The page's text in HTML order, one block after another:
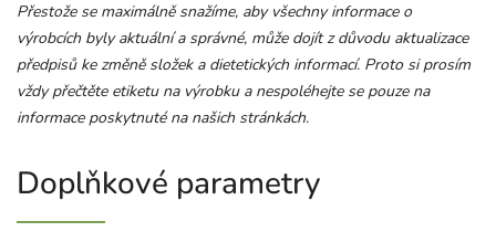
Přestože se maximálně snažíme, aby všechny informace o
výrobcích byly aktuální a správné, může dojít z důvodu aktualizace
předpisů ke změně složek a dietetických informací. Proto si prosím
vždy přečtěte etiketu na výrobku a nespoléhejte se pouze na
informace poskytnuté na našich stránkách.
Doplňkové parametry